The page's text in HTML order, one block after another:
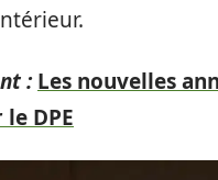
: Les nouvelles
DPE